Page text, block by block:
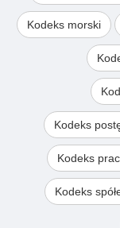
Kodeks morski
Kodeks
Kodeks
Kodeks